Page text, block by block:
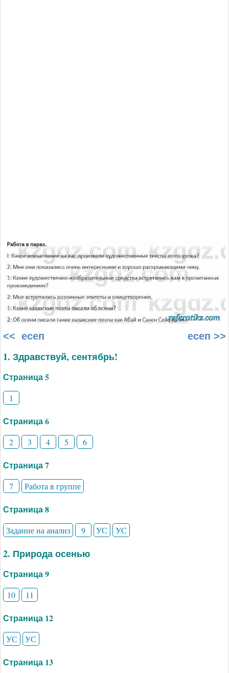
<< есеп есеп >>
1. Здравствуй, сентябрь!
Страница 5
1
Страница 6
2 3 4 5 6
Страница 7
7 Работа в группе
Страница 8
Задание на анализ 9 УС УС
2. Природа осенью
Страница 9
10 11
Страница 12
УС УС
Страница 13